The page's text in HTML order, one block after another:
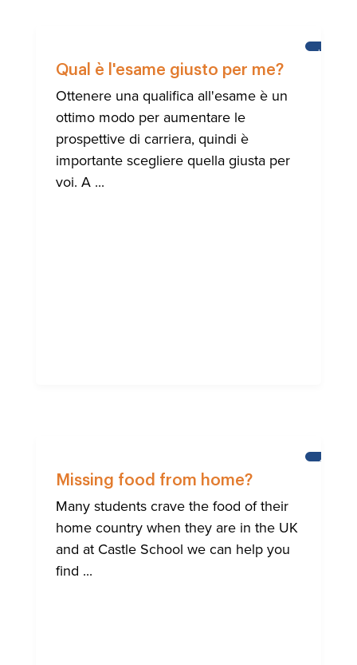
Qual è l'esame giusto per me?
Ottenere una qualifica all'esame è un
ottimo modo per aumentare le
prospettive di carriera, quindi è
importante scegliere quella giusta per
voi. A ...
AIUTO
Missing food from home?
Many students crave the food of their
home country when they are in the UK
and at Castle School we can help you
find ...